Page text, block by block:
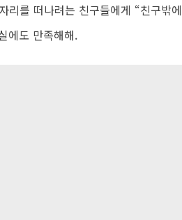
리를 떠나려는 친구들에게 “친구밖에
에도 만족해해.